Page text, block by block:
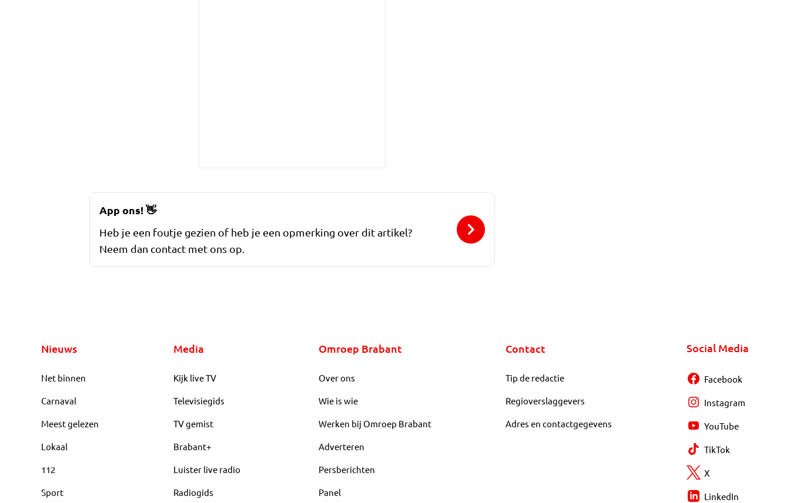
App ons!👋
Heb je een foutje gezien of heb je een opmerking over dit artikel?
Neem dan contact met ons op.
Nieuws
Net binnen
Carnaval
Meest gelezen
Lokaal
112
Sport
Media
Kijk live TV
Televisiegids
TV gemist
Brabant+
Luister live radio
Radiogids
Omroep Brabant
Over ons
Wie is wie
Werken bij Omroep Brabant
Adverteren
Persberichten
Panel
Contact
Tip de redactie
Regioverslaggevers
Adres en contactgegevens
Social Media
Facebook
Instagram
YouTube
TikTok
X
LinkedIn